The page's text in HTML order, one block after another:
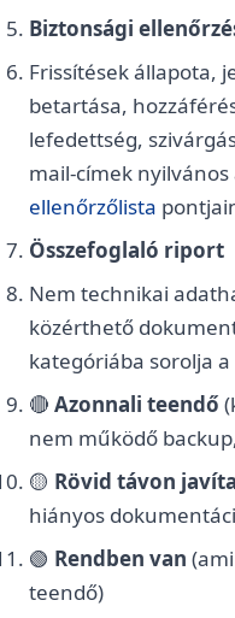
Biztonsági
Frissítések állapota,
betartása,
lefedettség,
mail-címek
ellenőrzőlista
Összefoglaló riport
Nem technikai
közérthető
kategóriába sorolja
🔴 Azonnali teendő
nem működő
🟡 Rövid távon
hiányos
🟢 Rendben van
teendő)